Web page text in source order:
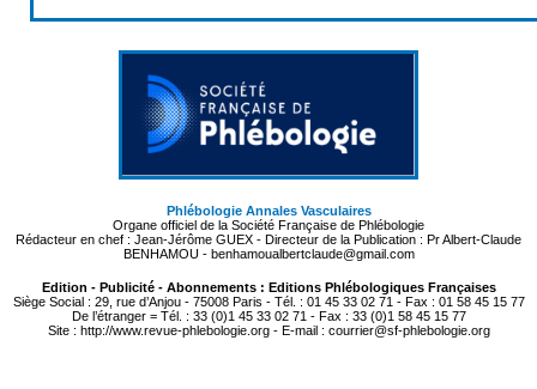
Phlébologie Annales Vasculaires
Organe officiel de la Société Française de Phlébologie
Rédacteur en chef : Jean-Jérôme GUEX - Directeur de la Publication : Pr Albert-Claude
BENHAMOU - benhamoualbertclaude@gmail.com
Edition - Publicité - Abonnements : Editions Phlébologiques Françaises
Siège Social : 29, rue d’Anjou - 75008 Paris - Tél. : 01 45 33 02 71 - Fax : 01 58 45 15 77
De l’étranger = Tél. : 33 (0)1 45 33 02 71 - Fax : 33 (0)1 58 45 15 77
Site : http://www.revue-phlebologie.org - E-mail : courrier@sf-phlebologie.org